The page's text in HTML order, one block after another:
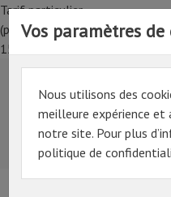
Tarif particulier,
(professionnel, connectez-vous
15%)
Tarif
(professionnel,
07 69 94 13 47
Vos paramètres de
Nous utilisons des
meilleure expérience et
notre site. Pour plus
politique de